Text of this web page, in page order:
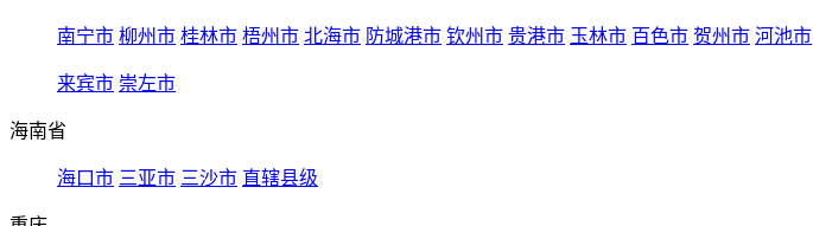
南宁市 柳州市 桂林市 梧州市 北海市 防城港市 钦州市 贵港市 玉林市 百色市 贺州市 河池市
来宾市 崇左市
海南省
海口市 三亚市 三沙市 直辖县级